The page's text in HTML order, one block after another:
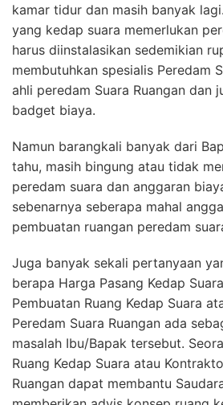
kamar tidur dan masih banyak
yang kedap suara memerlukan
harus diinstalasikan sedemikian
membutuhkan spesialis Peredam
ahli peredam Suara Ruangan dan
badget biaya.
Namun barangkali banyak dari
tahu, masih bingung atau tidak
peredam suara dan anggaran
sebenarnya seberapa mahal
pembuatan ruangan peredam
Juga banyak sekali pertanyaan
berapa Harga Pasang Kedap
Pembuatan Ruang Kedap Suara
Peredam Suara Ruangan ada
masalah Ibu/Bapak tersebut.
Ruang Kedap Suara atau
Ruangan dapat membantu